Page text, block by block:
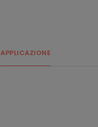
APPLICAZIONE